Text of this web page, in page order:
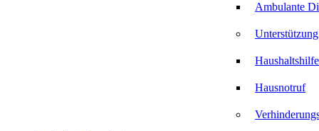
Ambulante
Haushaltshilfe
Hausnotruf